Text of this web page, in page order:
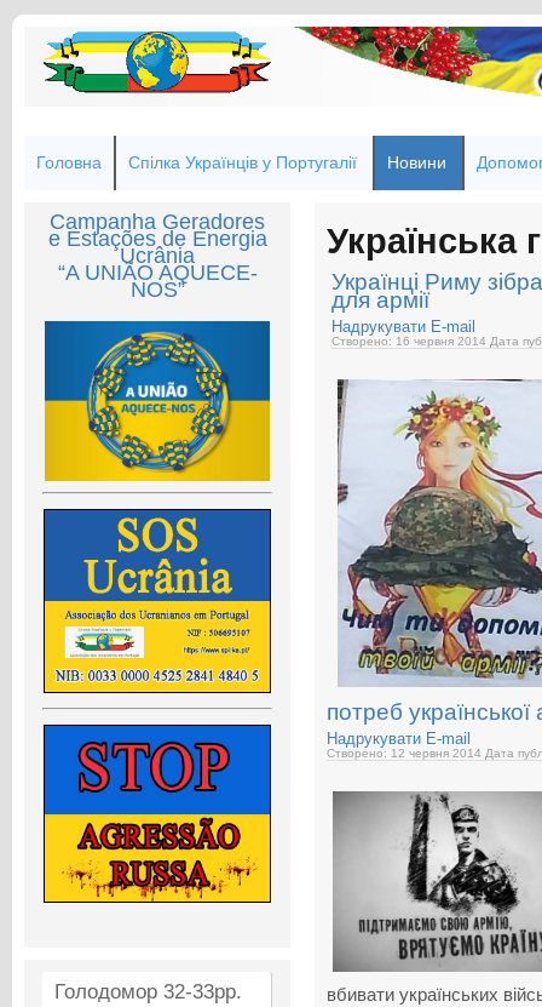
Головна Спілка Українців у Португалії Новини
Campanha Geradores
e Estações de Energia
Ucrânia
“A UNIÃO AQUECE-
NOS”
Голодомор 32-33рр.
Українська
Українці Риму
для армії
Надрукувати E-mail
Створено: 16 червня 2014 Дата
потреб української
Надрукувати E-mail
Створено: 12 червня 2014 Дата
вбивати українських